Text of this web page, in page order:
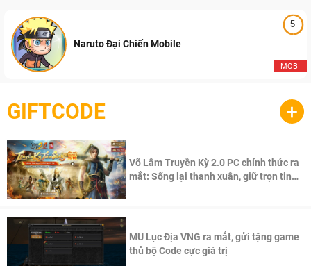
5
MOBI
Naruto Đại Chiến Mobile
GIFTCODE +
Võ Lâm Truyền Kỳ 2.0 PC chính thức ra
mắt: Sống lại thanh xuân, giữ trọn tinh
MU Lục Địa VNG ra mắt, gửi tặng game
thủ bộ Code cực giá trị